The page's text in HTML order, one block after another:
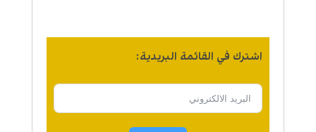
اشترك في القائمة البريدية: